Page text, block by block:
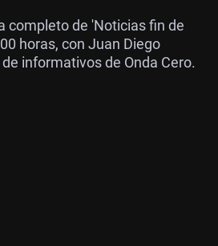
completo de 'Noticias fin de
horas, con Juan Diego
informativos de Onda Cero.